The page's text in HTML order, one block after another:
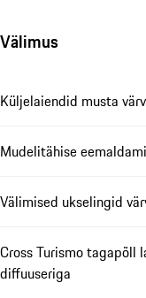
Välimus
Küljelaiendid musta
Mudelitähise
Välimised ukselingid
Cross Turismo tagapõll
diffuuseriga